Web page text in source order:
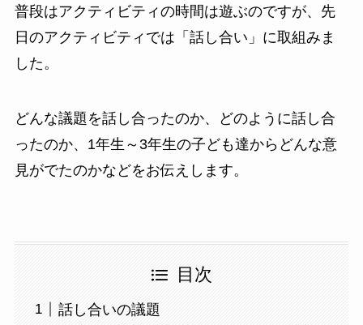
普段はアクティビティの時間は遊ぶのですが、先
日のアクティビティでは「話し合い」に取組みま
した。
どんな議題を話し合ったのか、どのように話し合
ったのか、1年生～3年生の子ども達からどんな意
見がでたのかなどをお伝えします。
目次
話し合いの議題